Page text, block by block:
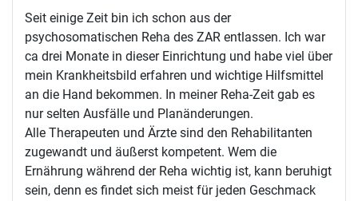
Seit einige Zeit bin ich schon aus der
psychosomatischen Reha des ZAR entlassen. Ich war
ca drei Monate in dieser Einrichtung und habe viel über
mein Krankheitsbild erfahren und wichtige Hilfsmittel
an die Hand bekommen. In meiner Reha-Zeit gab es
nur selten Ausfälle und Planänderungen.
Alle Therapeuten und Ärzte sind den Rehabilitanten
zugewandt und äußerst kompetent. Wem die
Ernährung während der Reha wichtig ist, kann beruhigt
sein, denn es findet sich meist für jeden Geschmack